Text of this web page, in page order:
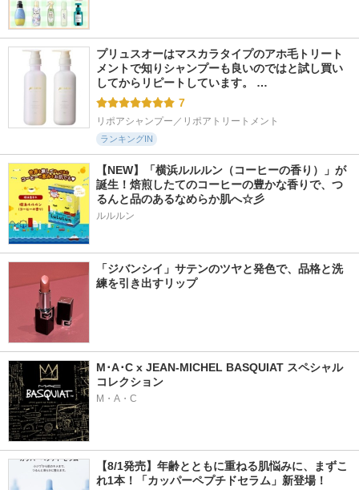
プリュスオーはマスカラタイプのアホ毛トリート
メントで知りシャンプーも良いのではと試し買い
してからリピートしています。 …
7
リポアシャンプー／リポアトリートメント
ランキングIN
【NEW】「横浜ルルルン（コーヒーの香り）」が
誕生！焙煎したてのコーヒーの豊かな香りで、つ
るんと品のあるなめらか肌へ☆彡
ルルルン
「ジバンシイ」サテンのツヤと発色で、品格と洗
練を引き出すリップ
M･A･C x JEAN-MICHEL BASQUIAT スペシャル
コレクション
M・A・C
【8/1発売】年齢とともに重ねる肌悩みに、まずこ
れ1本！「カッパーペプチドセラム」新登場！